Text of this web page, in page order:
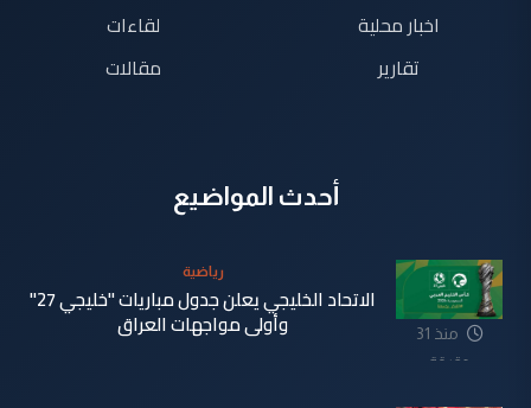
اخبار محلية
تقارير
لقاءات
مقالات
أحدث المواضيع
منذ 31
دقيقة
رياضية
الاتحاد الخليجي يعلن جدول مباريات "خليجي 27"
وأولى مواجهات العراق